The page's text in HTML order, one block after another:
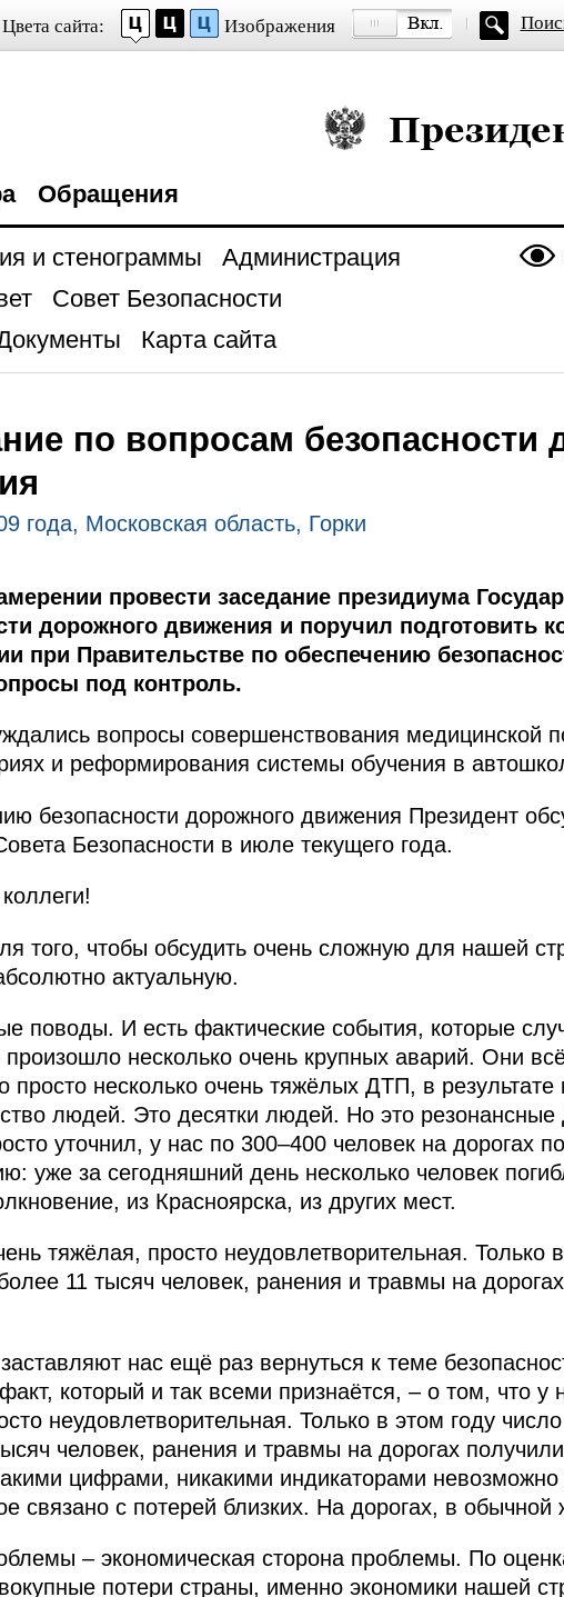
Цвета сайта: Изображения
Президент России —
Обращения
и стенограммы
Администрация
Совет Безопасности
Карта сайта
по вопросам безопасности
года, Московская область, Горки
провести заседание президиума
дорожного движения и поручил подготовить
при Правительстве по обеспечению
под контроль.
вопросы совершенствования медицинской
и реформирования системы обучения в
безопасности дорожного движения Президент
Безопасности в июле текущего года.
того, чтобы обсудить очень сложную для нашей
актуальную.
поводы. И есть фактические события, которые
несколько очень крупных аварий. Они
просто несколько очень тяжёлых ДТП, в результате
людей. Это десятки людей. Но это
уточнил, у нас по 300–400 человек на дорогах
уже за сегодняшний день несколько человек
из Красноярска, из других мест.
тяжёлая, просто неудовлетворительная. Только
11 тысяч человек, ранения и травмы на
нас ещё раз вернуться к теме
который и так всеми признаётся, – о том, что у
неудовлетворительная. Только в этом году
человек, ранения и травмы на дорогах
цифрами, никакими индикаторами невозможно
связано с потерей близких. На дорогах, в обычной
– экономическая сторона проблемы. По
потери страны, именно экономики нашей